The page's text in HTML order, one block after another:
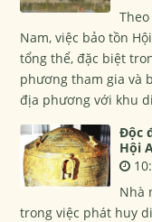
Nam, việc bảo tồn
tổng thể, đặc biệt
phương tham gia và
địa phương với khu
Độc
Hội
Nhà
trong việc phát huy